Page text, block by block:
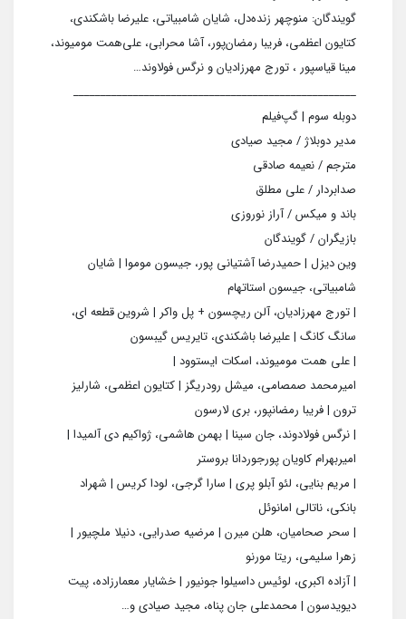
گویندگان: منوچهر زنده‌دل، شایان شامبیاتی، علیرضا باشکندی،
کتایون اعظمی، فریبا رمضان‌پور، آشا محرابی، علی‌همت مومیوند،
مینا قیاسپور ، تورج مهرزادیان و نرگس فولاوند…
____________________________________________________
دوبله سوم | گپ‌فیلم
مدیر دوبلاژ / مجید صیادی
مترجم / نعیمه صادقی
صدابردار / علی مطلق
باند و میکس / آراز نوروزی
بازیگران / گویندگان
وین دیزل | حمیدرضا آشتیانی پور، جیسون موموا | شایان
شامبیاتی، جیسون استاتهام
| تورج مهرزادیان، آلن ریچسون + پل واکر | شروین قطعه‌ ای،
سانگ کانگ | علیرضا باشکندی، تایریس گیبسون
| علی همت مومیوند، اسکات ایستوود |
امیرمحمد صمصامی، میشل رودریگز | کتایون اعظمی، شارلیز
ترون | فریبا رمضانپور، بری لارسون
| نرگس فولادوند، جان سینا | بهمن هاشمی، ژواکیم دی آلمیدا |
امیربهرام کاویان پورجوردانا بروستر
| مریم بنایی، لئو آبلو پری | سارا گرجی، لودا کریس | شهراد
بانکی، ناتالی امانوئل
| سحر صحامیان، هلن میرن | مرضیه صدرایی، دنیلا ملچیور |
زهرا سلیمی، ریتا مورنو
| آزاده اکبری، لوئیس داسیلوا جونیور | خشایار معمارزاده، پیت
دیویدسون | محمدعلی جان‌ پناه، مجید صیادی و…